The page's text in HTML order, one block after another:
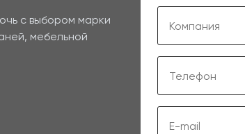
с выбором марки
мебельной